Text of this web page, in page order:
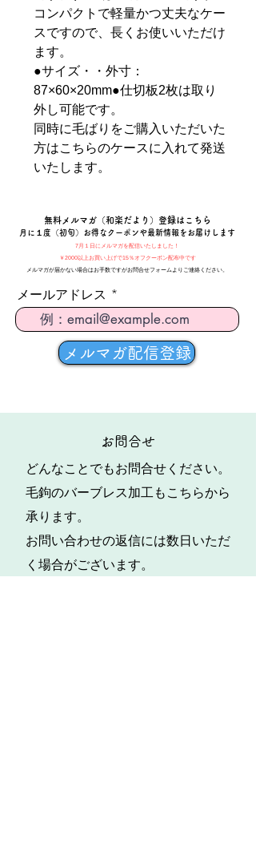
コンパクトで軽量かつ丈夫なケー
スですので、長くお使いいただけ
ます。
●サイズ・・外寸：
87×60×20mm●仕切板2枚は取り
外し可能です。
同時に毛ばりをご購入いただいた
方はこちらのケースに入れて発送
いたします。
​無料メルマガ（和楽だより）登録はこちら
月に１度（初旬）お得なクーポンや最新情報をお届けします
7月１日にメルマガを配信いたしました！
￥2000以上お買い上げで15％オフクーポン配布中です
メルマガが届かない場合はお手数ですがお問合せフォームよりご連絡ください。
メールアドレス
メルマガ配信登録
​お問合せ
どんなことでもお問合せください。
​毛鉤のバーブレス加工もこちらから
承ります。
お問い合わせの返信には数日いただ
く場合がございます。